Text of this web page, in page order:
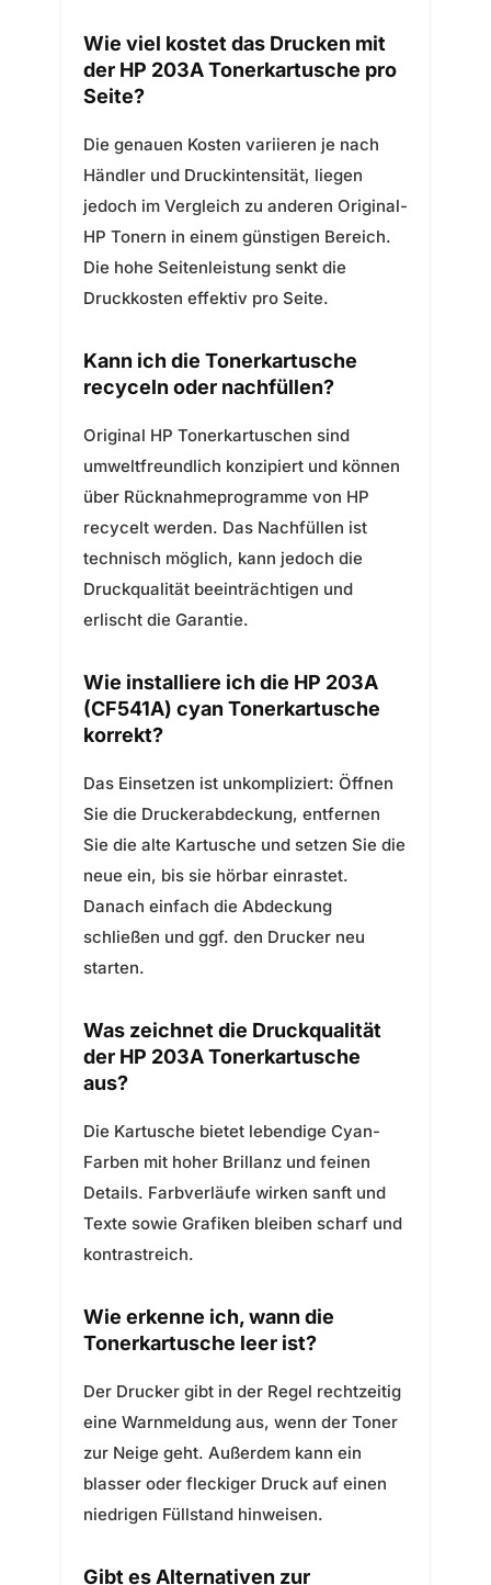
Wie viel kostet das Drucken mit
der HP 203A Tonerkartusche pro
Seite?
Die genauen Kosten variieren je nach
Händler und Druckintensität, liegen
jedoch im Vergleich zu anderen Original-
HP Tonern in einem günstigen Bereich.
Die hohe Seitenleistung senkt die
Druckkosten effektiv pro Seite.
Kann ich die Tonerkartusche
recyceln oder nachfüllen?
Original HP Tonerkartuschen sind
umweltfreundlich konzipiert und können
über Rücknahmeprogramme von HP
recycelt werden. Das Nachfüllen ist
technisch möglich, kann jedoch die
Druckqualität beeinträchtigen und
erlischt die Garantie.
Wie installiere ich die HP 203A
(CF541A) cyan Tonerkartusche
korrekt?
Das Einsetzen ist unkompliziert: Öffnen
Sie die Druckerabdeckung, entfernen
Sie die alte Kartusche und setzen Sie die
neue ein, bis sie hörbar einrastet.
Danach einfach die Abdeckung
schließen und ggf. den Drucker neu
starten.
Was zeichnet die Druckqualität
der HP 203A Tonerkartusche
aus?
Die Kartusche bietet lebendige Cyan-
Farben mit hoher Brillanz und feinen
Details. Farbverläufe wirken sanft und
Texte sowie Grafiken bleiben scharf und
kontrastreich.
Wie erkenne ich, wann die
Tonerkartusche leer ist?
Der Drucker gibt in der Regel rechtzeitig
eine Warnmeldung aus, wenn der Toner
zur Neige geht. Außerdem kann ein
blasser oder fleckiger Druck auf einen
niedrigen Füllstand hinweisen.
Gibt es Alternativen zur